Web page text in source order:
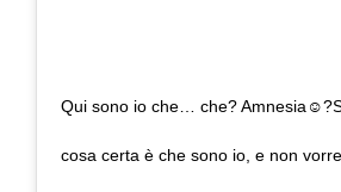
Qui sono io che… che?
cosa certa è che sono io, e non